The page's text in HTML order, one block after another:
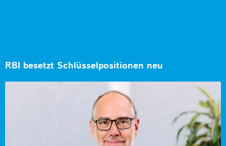
RBI besetzt Schlüsselpositionen neu